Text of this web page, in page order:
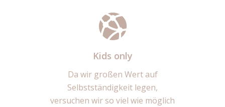
Kids only
Da wir großen Wert auf
Selbstständigkeit legen,
versuchen wir so viel wie möglich